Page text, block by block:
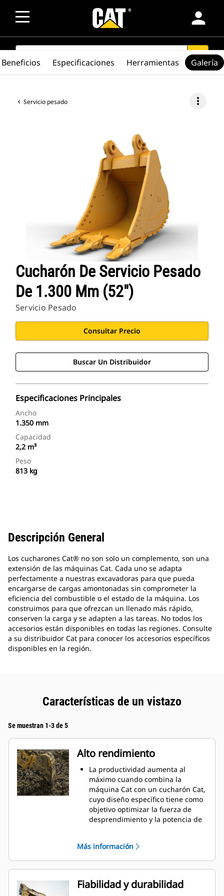
person
SEARCH search
Servicio pesado more_vert
Cucharón De Servicio Pesado
De 1.300 Mm (52")
Servicio Pesado
Consultar Precio
Buscar Un Distribuidor
Especificaciones Principales
Ancho
1.350 mm
Capacidad
2,2 m³
Peso
813 kg
Beneficios Especificaciones Herramientas Galería
Descripción General
Los cucharones Cat® no son solo un complemento, son una
extensión de las máquinas Cat. Cada uno se adapta
perfectamente a nuestras excavadoras para que pueda
encargarse de cargas amontonadas sin comprometer la
eficiencia del combustible o el estado de la máquina. Los
construimos para que ofrezcan un llenado más rápido,
conserven la carga y se adapten a las tareas. No todos los
accesorios están disponibles en todas las regiones. Consulte
a su distribuidor Cat para conocer los accesorios específicos
disponibles en la región.
Características de un vistazo
Se muestran 1-3 de 5
Alto rendimiento
La productividad aumenta al
máximo cuando combina la
máquina Cat con un cucharón Cat,
cuyo diseño específico tiene como
objetivo optimizar la fuerza de
desprendimiento y la potencia de
radio mejora el flujo de material
hacia el cucharón. El espacio libre
del talón agregado asegura que la
parte inferior del cucharón no se
arrastre, lo que reduce los costos
Más información
Fiabilidad y durabilidad